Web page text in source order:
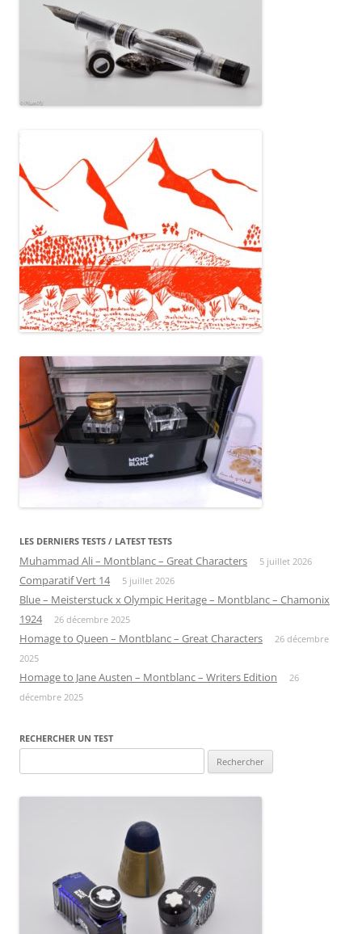
LES DERNIERS TESTS / LATEST TESTS
Muhammad Ali – Montblanc – Great Characters 5 juillet 2026
Comparatif Vert 14 5 juillet 2026
Blue – Meisterstuck x Olympic Heritage – Montblanc – Chamonix
1924
26 décembre 2025
Homage to Queen – Montblanc – Great Characters
26 décembre
2025
Homage to Jane Austen – Montblanc – Writers Edition
26
décembre 2025
RECHERCHER UN TEST